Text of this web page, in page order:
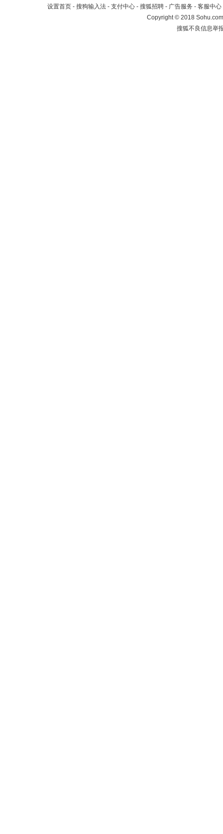
设置首页 - 搜狗输入法 - 支付中心 - 搜狐招聘 - 广告服务 - 客服中心
Copyright©2018
搜狐不良信息举